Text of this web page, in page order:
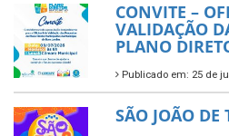
CONVITE –
VALIDAÇÃO
PLANO
Publicado em: 25 de
SÃO JOÃO DE